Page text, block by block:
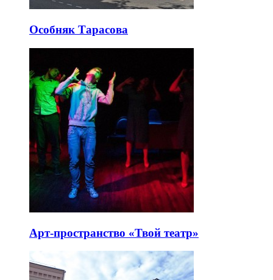
Особняк Тарасова
Арт-пространство «Твой театр»